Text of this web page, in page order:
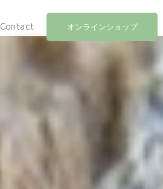
Contact オンラインショップ